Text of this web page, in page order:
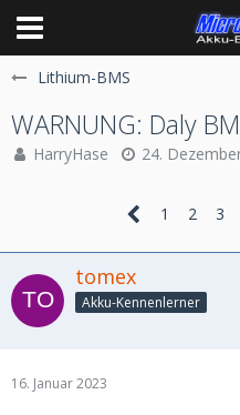
Lithium-BMS
WARNUNG: Daly
HarryHase 24.
1 2 3
tomex
Akku-Kennenlerner
16. Januar 2023